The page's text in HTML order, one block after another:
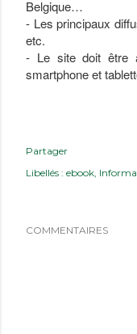
Belgique…
- Les principaux
etc.
- Le site doit être
smartphone et
Partager
Libellés : ebook
COMMENTAIRES